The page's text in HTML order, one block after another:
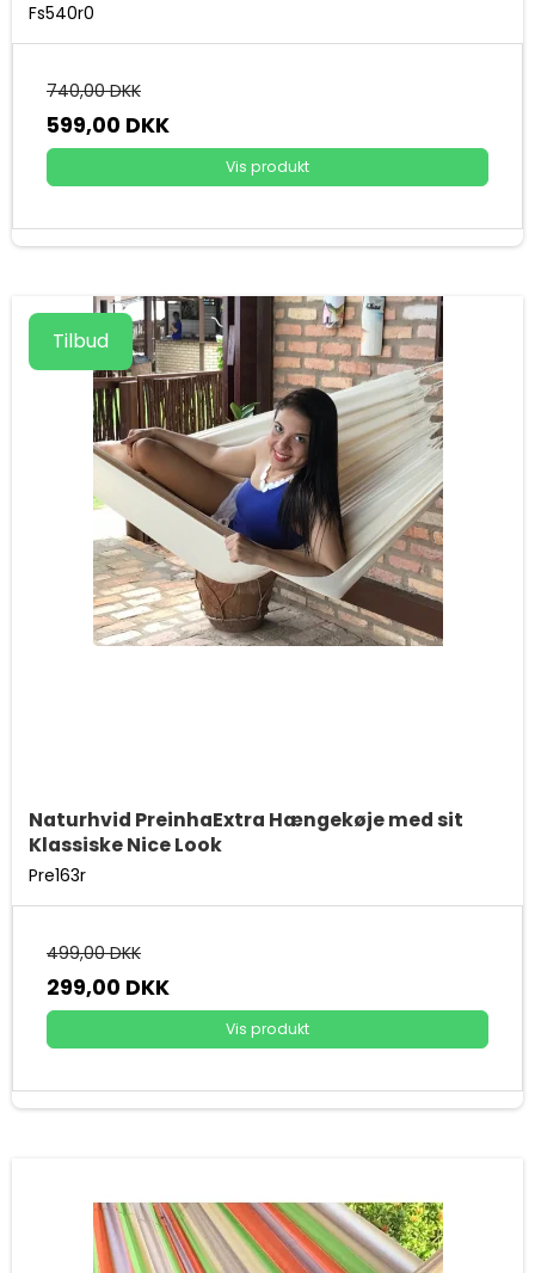
Fs540r0
740,00 DKK
599,00 DKK
Vis produkt
Tilbud
Naturhvid PreinhaExtra Hængekøje med sit
Klassiske Nice Look
Pre163r
499,00 DKK
299,00 DKK
Vis produkt